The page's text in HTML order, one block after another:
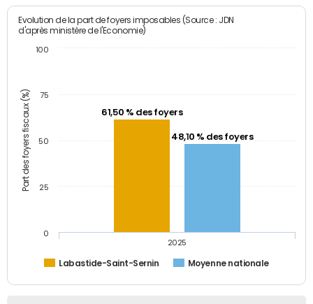
Part des foyers fiscaux (%)
Evolution de la part de foyers imposables (Source : JDN
d'après ministère de l'Economie)
61,50 % des foyers
48,10 % des foyers
Labastide-Saint-Sernin Moyenne nationale
2025
0
25
50
75
100